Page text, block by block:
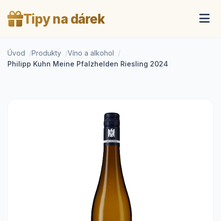
Tipy na dárek
Úvod Produkty
Víno a alkohol
Philipp Kuhn Meine Pfalzhelden Riesling 2024